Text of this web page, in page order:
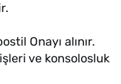
Onayı alınır.
ve konsolosluk